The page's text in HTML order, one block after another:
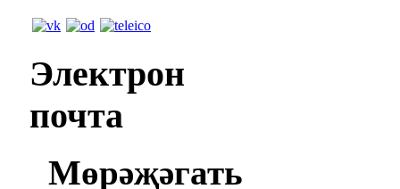
Электрон
почта
Мөрәҗәгать